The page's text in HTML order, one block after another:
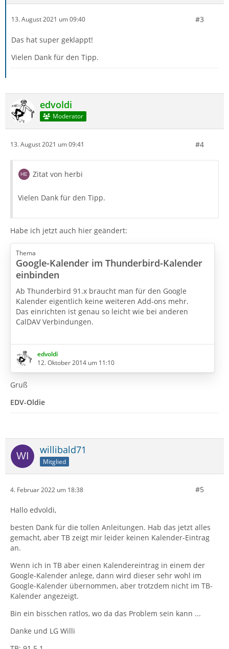
13. August 2021 um 09:40 #3
Das hat super geklappt!
Vielen Dank für den Tipp.
edvoldi
Moderator
13. August 2021 um 09:41 #4
Zitat von herbi
Vielen Dank für den Tipp.
Habe ich jetzt auch hier geändert:
Thema
Google-Kalender im Thunderbird-Kalender
einbinden
Ab Thunderbird 91.x braucht man für den Google
Kalender eigentlich keine weiteren Add-ons mehr.
Das einrichten ist genau so leicht wie bei anderen
CalDAV Verbindungen.
Einfach seine Google-Mail Adresse eingeben und dann
auf Kalender suchen klicken.
Jetzt kann man aus allen Kalendern, die man in Google
eingerichtet hat auswählen.
Wenn ein neue Google Mail Adresse in Thunderbird
eingerichtet wird, kann man sofort beim einrichten der
Wenn Ihr auch externe…
edvoldi
12. Oktober 2014 um 11:10
Gruß
EDV-Oldie
willibald71
Mitglied
4. Februar 2022 um 18:38 #5
Hallo edvoldi,
besten Dank für die tollen Anleitungen. Hab das jetzt alles
gemacht, aber TB zeigt mir leider keinen Kalender-Eintrag
an.
Wenn ich in TB aber einen Kalendereintrag in einem der
Google-Kalender anlege, dann wird dieser sehr wohl im
Google-Kalender übernommen, aber trotzdem nicht im TB-
Kalender angezeigt.
Bin ein bisschen ratlos, wo da das Problem sein kann ...
Danke und LG Willi